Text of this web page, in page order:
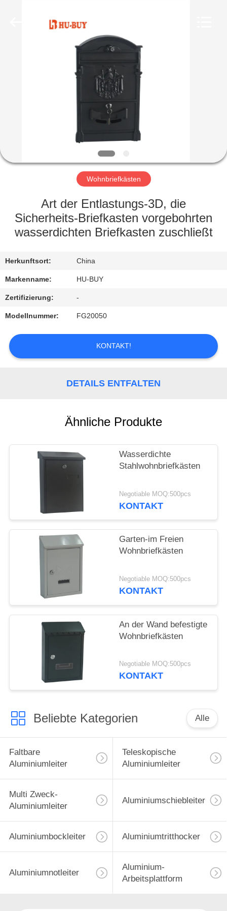
FABRIK-
QUALITÄTSKONTROLLE
SIE
MIT
UNS
IN
VERBINDUNG
FORDERN
foldablealuminumladder.com.
Wohnbriefkästen
Art der Entlastungs-3D, die
Sicherheits-Briefkasten vorgebohrten
wasserdichten Briefkasten zuschließt
Herkunftsort: China
Markenname: HU-BUY
Zertifizierung: -
Modellnummer: FG20050
KONTAKT!
DETAILS ENTFALTEN
Ähnliche Produkte
Wasserdichte
Stahlwohnbriefkästen
Negotiable MOQ:500pcs
KONTAKT
Garten-im Freien
Wohnbriefkästen
Negotiable MOQ:500pcs
KONTAKT
An der Wand befestigte
Wohnbriefkästen
Negotiable MOQ:500pcs
KONTAKT
Beliebte Kategorien Alle
Faltbare
Aluminiumleiter
Teleskopische
Aluminiumleiter
Multi Zweck-
Aluminiumleiter
Aluminiumschiebleiter
Aluminiumbockleiter Aluminiumtritthocker
Aluminiumnotleiter
Aluminium-
Arbeitsplattform